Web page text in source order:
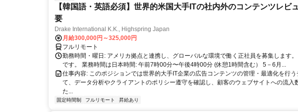
【韓国語・英語必須】世界的米国大手ITの社内外のコンテンツレビ
要
Drake International K.K., Highspring Japan
月給300,000円～325,000円
フルリモート
勤務時間・曜日: アメリカ拠点と連携し、グローバルな環境で働く正社員を募集します
です。 業務時間は日本時間: 午前7時00分〜午後4時00分 (休憩1時間含む） 5－6月...
仕事内容: このポジションでは世界的大手IT企業の広告コンテンツの管理・最適化を行う
て、データ分析やクライアントのポリシー遵守を確認し、顧客のウェブサイトへの流入
た...
固定時間制 フルリモート 昇給あり